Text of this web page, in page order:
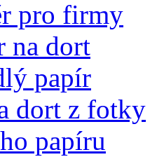
pro firmy
na dort
papír
dort z fotky
papíru